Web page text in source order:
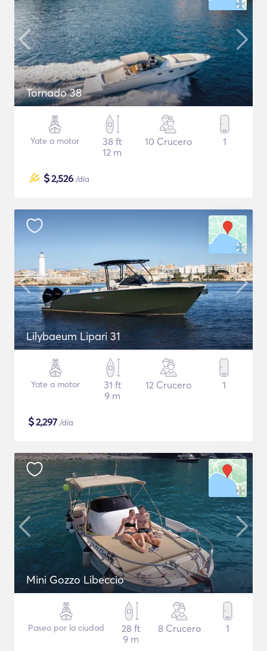
Tornado 38
Yate a motor
38 ft
12 m
10 Crucero 1
$2,526 /día
Lilybaeum Lipari 31
Yate a motor
31 ft
9 m
12 Crucero 1
$2,297 /día
Mini Gozzo Libeccio
Paseo por la ciudad
28 ft
9 m
8 Crucero 1